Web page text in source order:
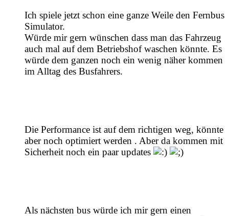
Ich spiele jetzt schon eine ganze Weile den Fernbus
Simulator.
Würde mir gern wünschen dass man das Fahrzeug
auch mal auf dem Betriebshof waschen könnte. Es
würde dem ganzen noch ein wenig näher kommen
im Alltag des Busfahrers.
Die Performance ist auf dem richtigen weg, könnte
aber noch optimiert werden . Aber da kommen mit
Sicherheit noch ein paar updates
Als nächsten bus würde ich mir gern einen